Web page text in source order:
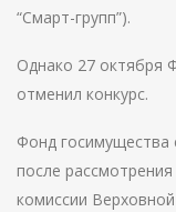
“Смарт-групп”).
Однако 27 октября
отменил конкурс.
Фонд госимущества
после
комиссии